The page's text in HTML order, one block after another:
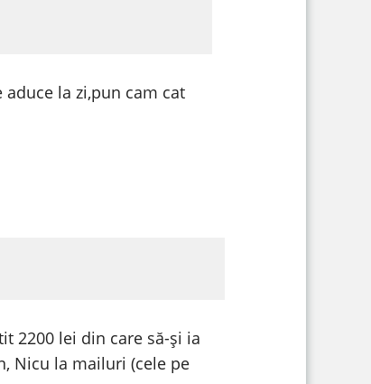
la zi,pun cam cat
2200 lei din care să-și ia
Nicu la mailuri (cele pe